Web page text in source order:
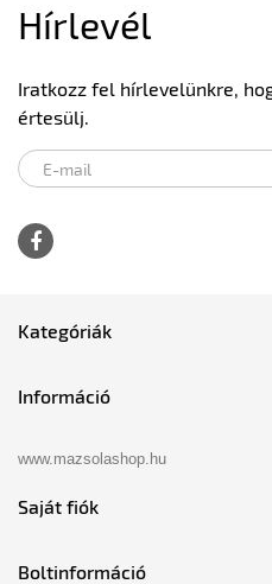
Hírlevél
Iratkozz fel hírlevelünkre,
értesülj.
Kategóriák
Információ
www.mazsolashop.hu
Saját fiók
Boltinformáció